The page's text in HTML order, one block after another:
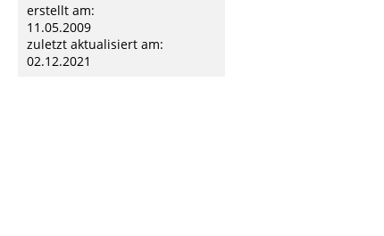
erstellt am:
11.05.2009
zuletzt aktualisiert am:
02.12.2021